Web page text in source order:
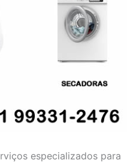
especializados para